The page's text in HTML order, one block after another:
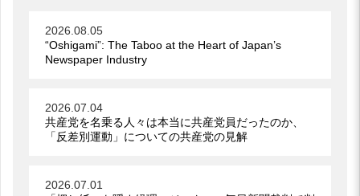
2026.08.05
“Oshigami”: The Taboo at the Heart of Japan’s
Newspaper Industry
2026.07.04
共産党を名乗る人々は本当に共産党員だったのか、
「反差別運動」についての共産党の見解
2026.07.01